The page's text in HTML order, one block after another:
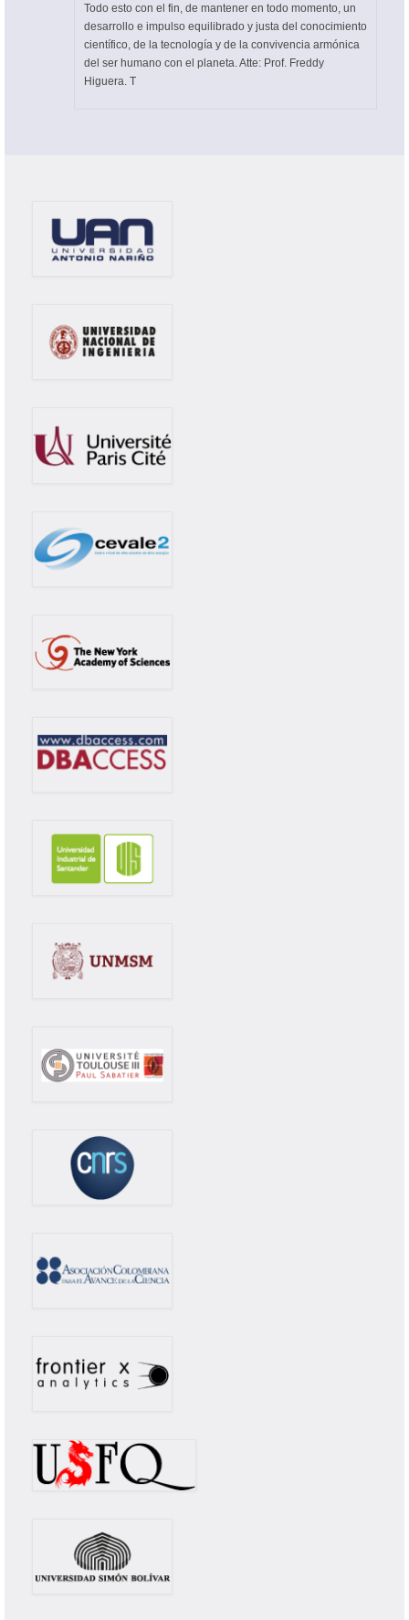
Todo esto con el fin, de mantener en todo momento, un
desarrollo e impulso equilibrado y justa del conocimiento
científico, de la tecnología y de la convivencia armónica
del ser humano con el planeta. Atte: Prof. Freddy
Higuera. T